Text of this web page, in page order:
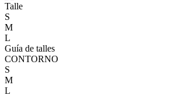
Talle
S
M
L
Guía de talles
CONTORNO
S
M
L